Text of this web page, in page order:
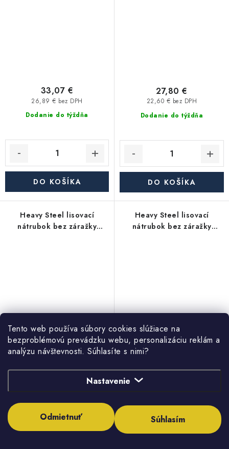
Tento web používa súbory cookies slúžiace na
bezproblémovú prevádzku webu, personalizáciu reklám a
analýzu návštevnosti. Súhlasíte s nimi?
Nastavenie
Odmietnuť Súhlasím
Dodanie do týždňa
26,89 € bez DPH
33,07 €
DO KOŠÍKA
Dodanie do týždňa
22,60 € bez DPH
27,80 €
DO KOŠÍKA
Heavy Steel lisovací
nátrubok bez záražky
Dodanie do týždňa
27,33 € bez DPH
33,62 €
DO KOŠÍKA
Heavy Steel lisovací
nátrubok bez záražky
Dodanie do týždňa
21,73 € bez DPH
26,73 €
DO KOŠÍKA